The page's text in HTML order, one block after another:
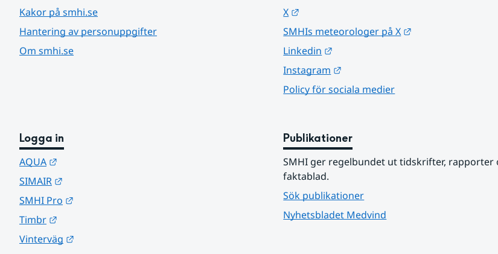
Kakor på smhi.se
Hantering av personuppgifter
Om smhi.se
X
SMHIs meteorologer på X
Linkedin
Instagram
Policy för sociala medier
Logga in
AQUA
SIMAIR
SMHI Pro
Timbr
Vinterväg
Publikationer
SMHI ger regelbundet ut tidskrifter, rapporter
faktablad.
Sök publikationer
Nyhetsbladet Medvind